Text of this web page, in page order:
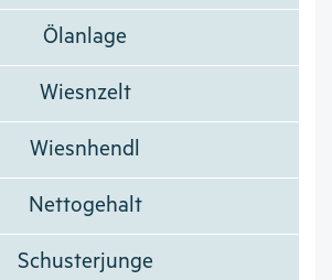
Ölanlage
Wiesnzelt
Wiesnhendl
Nettogehalt
Schusterjunge